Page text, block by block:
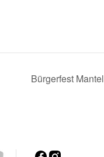
Bürgerfest Mantel